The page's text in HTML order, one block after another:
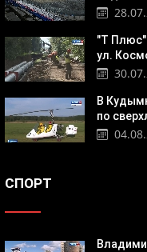
"Т Плюс"
ул.
В
по
СПОРТ